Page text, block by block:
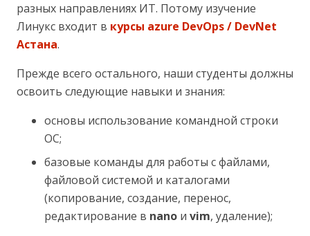
разных направлениях ИТ. Потому изучение
Линукс входит в курсы azure DevOps / DevNet
Астана.
Прежде всего остального, наши студенты должны
освоить следующие навыки и знания:
основы использование командной строки
ОС;
базовые команды для работы с файлами,
файловой системой и каталогами
(копирование, создание, перенос,
редактирование в nano и vim, удаление);